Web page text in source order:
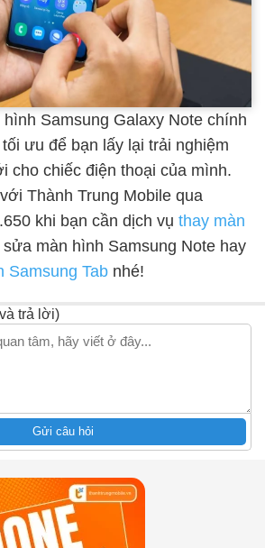
Samsung Galaxy Note chính
ưu để bạn lấy lại trải nghiệm
cho chiếc điện thoại của mình.
Thành Trung Mobile qua
khi bạn cần dịch vụ thay màn
sửa màn hình Samsung Note hay
Samsung Tab nhé!
trả lời)
Gửi câu hỏi